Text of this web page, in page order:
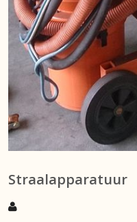
Straalapparatuur